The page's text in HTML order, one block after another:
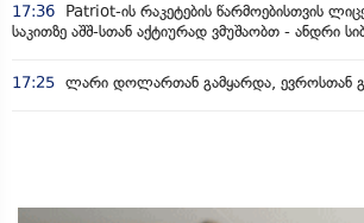
17:36
Patriot-ის რაკეტების წარმოებისთვის
საკითზე აშშ-სთან აქტიურად ვმუშაობთ - ანდრი
17:25 ლარი დოლართან გამყარდა, ევროსთან